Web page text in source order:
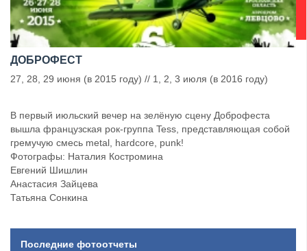
ДОБРОФЕСТ
27, 28, 29 июня (в 2015 году) // 1, 2, 3 июля (в 2016 году)
В первый июльский вечер на зелёную сцену Доброфеста
вышла французская рок-группа Tess, представляющая собой
гремучую смесь metal, hardcore, punk!
Фотографы: Наталия Костромина
Евгений Шишлин
Анастасия Зайцева
Татьяна Сонкина
Последние фотоотчеты